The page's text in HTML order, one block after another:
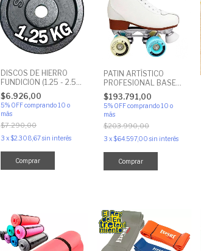
DISCOS DE HIERRO
FUNDICION (1.25 - 2.5 -
5 - 7.5 - 10 - 15 - 20)
KG
$6.926,00
5% OFFcomprando 10 o
más
$7.290,00
3 x$2.308,67sin interés
Comprar
PATIN ARTÍSTICO
PROFESIONAL BASE
DE ALUMINIO
$193.791,00
5% OFFcomprando 10 o
más
$203.990,00
3 x$64.597,00 sin interés
Comprar